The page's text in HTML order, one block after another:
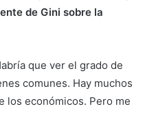
de Gini sobre la
que ver el grado de
comunes. Hay muchos
los económicos. Pero me